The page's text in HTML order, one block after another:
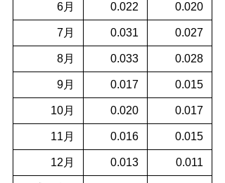
6月 0.022 0.020
7月 0.031 0.027
8月 0.033 0.028
9月 0.017 0.015
10月 0.020 0.017
11月 0.016 0.015
12月 0.013 0.011